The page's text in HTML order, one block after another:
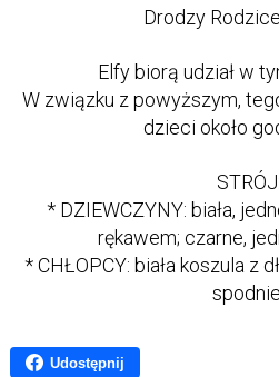
Drodzy
Elfy biorą udział w
W związku z powyższym,
dzieci około
STRÓJ:
* DZIEWCZYNY: biała,
rękawem; czarne,
* CHŁOPCY: biała koszula z
spodnie
Udostępnij